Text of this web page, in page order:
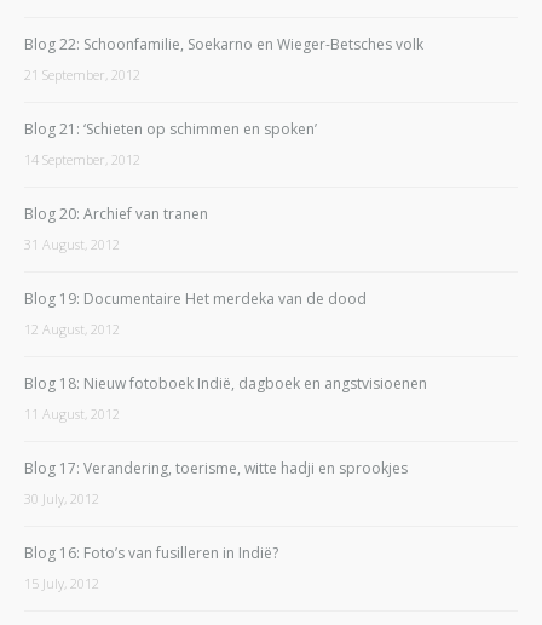
Blog 22: Schoonfamilie, Soekarno en Wieger-Betsches volk
21 September, 2012
Blog 21: ‘Schieten op schimmen en spoken’
14 September, 2012
Blog 20: Archief van tranen
31 August, 2012
Blog 19: Documentaire Het merdeka van de dood
12 August, 2012
Blog 18: Nieuw fotoboek Indië, dagboek en angstvisioenen
11 August, 2012
Blog 17: Verandering, toerisme, witte hadji en sprookjes
30 July, 2012
Blog 16: Foto’s van fusilleren in Indië?
15 July, 2012